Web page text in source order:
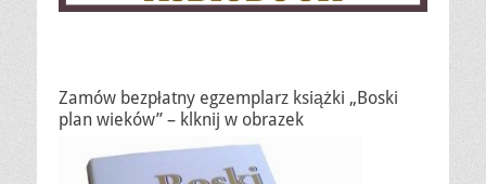
Zamów bezpłatny egzemplarz książki „Boski
plan wieków” – klknij w obrazek